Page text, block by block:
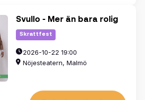
Svullo - Mer än bara rolig
Skrattfest
2026-10-22 19:00
Nöjesteatern, Malmö